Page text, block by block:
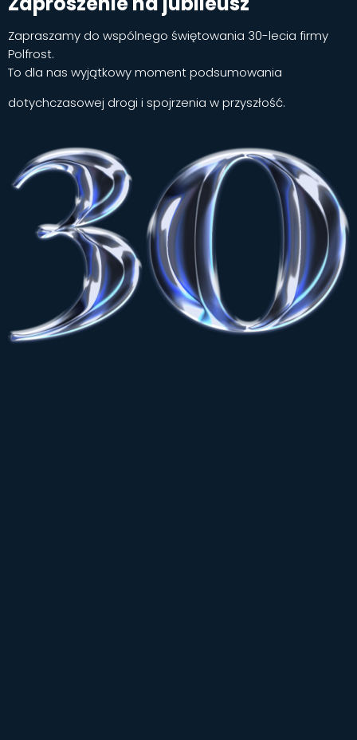
Zapraszamy do wspólnego świętowania 30-lecia firmy
Polfrost.
To dla nas wyjątkowy moment podsumowania
dotychczasowej drogi i spojrzenia w przyszłość.